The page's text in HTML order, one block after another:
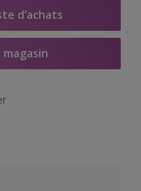
d’achats